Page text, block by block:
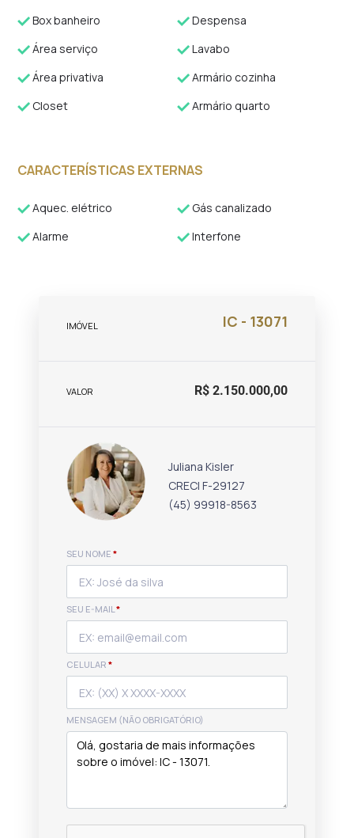
Box banheiro
Despensa
Área serviço
Lavabo
Área privativa
Armário cozinha
Closet
Armário quarto
CARACTERÍSTICAS EXTERNAS
Aquec. elétrico
Gás canalizado
Alarme
Interfone
IMÓVEL IC - 13071
VALOR R$ 2.150.000,00
Juliana Kisler
CRECI F-29127
(45) 99918-8563
SEU NOME *
SEU E-MAIL*
CELULAR *
MENSAGEM (NÃO OBRIGATÓRIO)